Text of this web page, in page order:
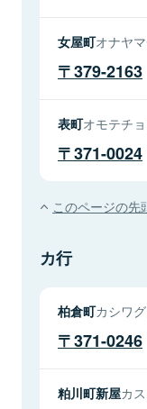
女屋町オナヤ
379-2163
表町オモテチ
371-0024
このページの先
カ行
柏倉町カシワ
371-0246
粕川町新屋カ